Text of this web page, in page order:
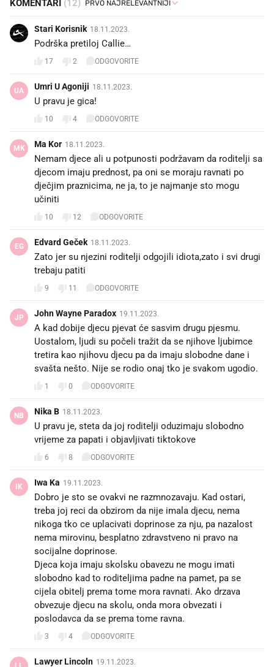
KOMENTARI (12)
Stari Korisnik 18.11.2023.
Podrška pretiloj Callie…
17 2 ODGOVORITE
UA Umri U Agoniji 18.11.2023.
U pravu je gica!
10 4 ODGOVORITE
MK Ma Kor 18.11.2023.
Nemam djece ali u potpunosti podržavam da roditelji sa
djecom imaju prednost, pa oni se moraju ravnati po
dječjim praznicima, ne ja, to je najmanje sto mogu
učiniti
10 12 ODGOVORITE
EG Edvard Geček 18.11.2023.
Zato jer su njezini roditelji odgojili idiota,zato i svi drugi
trebaju patiti
9 11 ODGOVORITE
JP John Wayne Paradox 19.11.2023.
A kad dobije djecu pjevat će sasvim drugu pjesmu.
Uostalom, ljudi su počeli tražit da se njihove ljubimce
tretira kao njihovu djecu pa da imaju slobodne dane i
svašta nešto. Nije se rodio onaj tko je svakom ugodio.
1 0 ODGOVORITE
NB Nika B 18.11.2023.
U pravu je, steta da joj roditelji oduzimaju slobodno
vrijeme za papati i objavljivati tiktokove
6 8 ODGOVORITE
IK Iwa Ka 19.11.2023.
Dobro je sto se ovakvi ne razmnozavaju. Kad ostari,
treba joj reci da obzirom da nije imala djecu, nema
nikoga tko ce uplacivati doprinose za nju, pa nazalost
nema mirovinu, besplatno zdravstveno ni pravo na
socijalne doprinose.
Djeca koja imaju skolsku obavezu ne mogu imati
slobodno kad to roditeljima padne na pamet, pa se
cijela obitelj prema tome mora ravnati. Ako drzava
obvezuje djecu na skolu, onda mora obvezati i
poslodavca da se prema tome ravna.
3 4 ODGOVORITE
Lawyer Lincoln 19.11.2023.